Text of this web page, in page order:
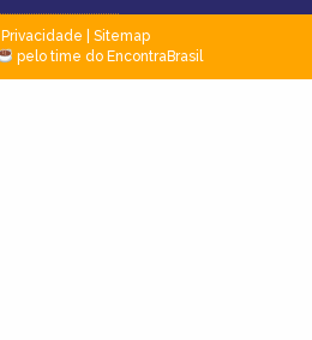
Privacidade
Sitemap
pelo time do EncontraBrasil